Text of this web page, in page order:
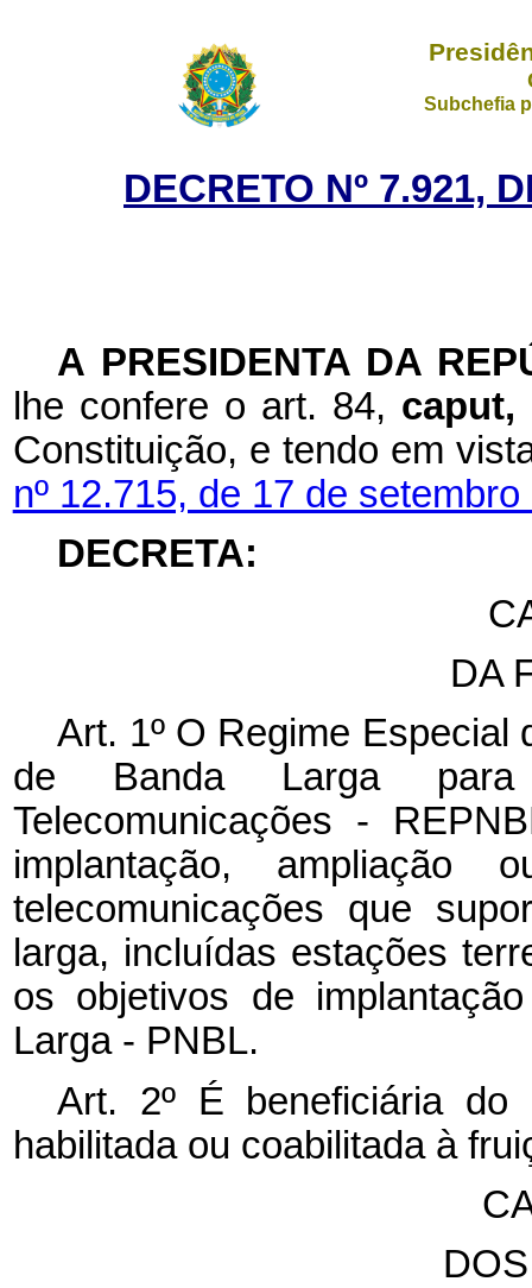
Subchefia
DECRETO Nº 7.921,
A PRESIDENTA DA
lhe confere o art. 84, caput,
Constituição, e tendo em
nº 12.715, de 17 de
DECRETA:
DA
Art. 1º O Regime Especial
de Banda Larga
Telecomunicações -
implantação,
telecomunicações que
larga, incluídas estações
os objetivos de
Larga - PNBL.
Art. 2º É beneficiária do
habilitada ou coabilitada à